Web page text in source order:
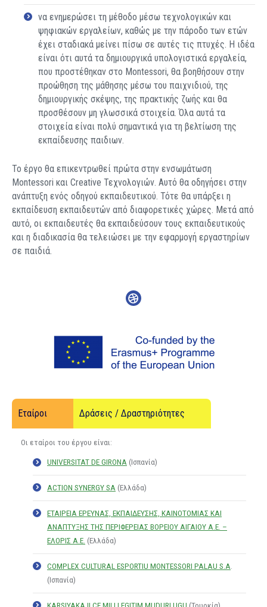
να ενημερώσει τη μέθοδο μέσω τεχνολογικών και
ψηφιακών εργαλείων, καθώς με την πάροδο των ετών
έχει σταδιακά μείνει πίσω σε αυτές τις πτυχές. Η ιδέα
είναι ότι αυτά τα δημιουργικά υπολογιστικά εργαλεία,
που προστέθηκαν στο Montessori, θα βοηθήσουν στην
προώθηση της μάθησης μέσω του παιχνιδιού, της
δημιουργικής σκέψης, της πρακτικής ζωής και θα
προσθέσουν μη γλωσσικά στοιχεία. Όλα αυτά τα
στοιχεία είναι πολύ σημαντικά για τη βελτίωση της
εκπαίδευσης παιδιων.
Το έργο θα επικεντρωθεί πρώτα στην ενσωμάτωση
Montessori και Creative Τεχνολογιών. Αυτό θα οδηγήσει στην
ανάπτυξη ενός οδηγού εκπαιδευτικού. Τότε θα υπάρξει η
εκπαίδευση εκπαιδευτών από διαφορετικές χώρες. Μετά από
αυτό, οι εκπαιδευτές θα εκπαιδεύσουν τους εκπαιδευτικούς
και η διαδικασία θα τελειώσει με την εφαρμογή εργαστηρίων
σε παιδιά.
Εταίροι Δράσεις / Δραστηριότητες
Οι εταίροι του έργου είναι:
UNIVERSITAT DE GIRONA (Ισπανία)
ACTION SYNERGY SA (Ελλάδα)
ΕΤΑΙΡΕΙΑ ΕΡΕΥΝΑΣ, ΕΚΠΑΙΔΕΥΣΗΣ, ΚΑΙΝΟΤΟΜΙΑΣ ΚΑΙ
ΑΝΑΠΤΥΞΗΣ ΤΗΣ ΠΕΡΙΦΕΡΕΙΑΣ ΒΟΡΕΙΟΥ ΑΙΓΑΙΟΥ Α.Ε. –
ΕΛΟΡΙΣ Α.Ε. (Ελλάδα)
COMPLEX CULTURAL ESPORTIU MONTESSORI PALAU S.A
(Ισπανία)